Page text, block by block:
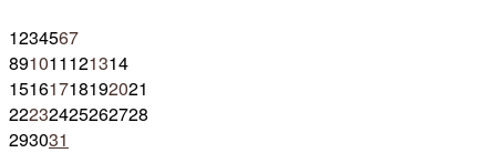
1234567
891011121314
15161718192021
22232425262728
293031